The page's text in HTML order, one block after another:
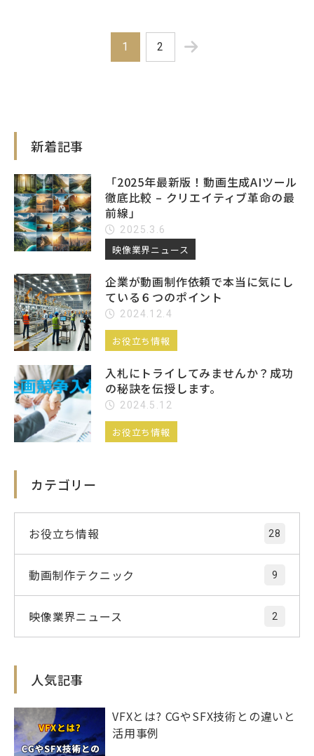
1 2
新着記事
「2025年最新版！動画生成AIツール
徹底比較 – クリエイティブ革命の最
前線」
2025.3.6
映像業界ニュース
企業が動画制作依頼で本当に気にし
ている６つのポイント
2024.12.4
お役立ち情報
入札にトライしてみませんか？成功
の秘訣を伝授します。
2024.5.12
お役立ち情報
カテゴリー
お役立ち情報 28
動画制作テクニック 9
映像業界ニュース 2
人気記事
VFXとは? CGやSFX技術との違いと
活用事例